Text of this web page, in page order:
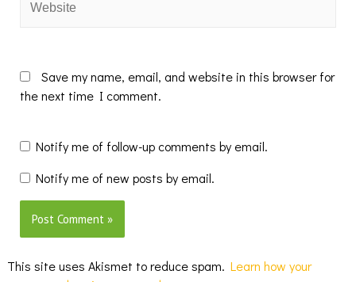
Save my name, email, and website in this browser for
the next time I comment.
Notify me of follow-up comments by email.
Notify me of new posts by email.
This site uses Akismet to reduce spam. Learn how your